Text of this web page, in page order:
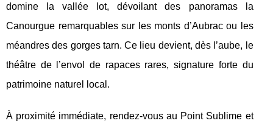
domine la vallée lot, dévoilant des panoramas la
Canourgue remarquables sur les monts d’Aubrac ou les
méandres des gorges tarn. Ce lieu devient, dès l’aube, le
théâtre de l’envol de rapaces rares, signature forte du
patrimoine naturel local.
À proximité immédiate, rendez-vous au Point Sublime et